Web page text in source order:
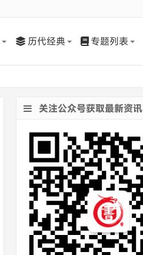
历代经典 专题列表
关注公众号获取最新资讯